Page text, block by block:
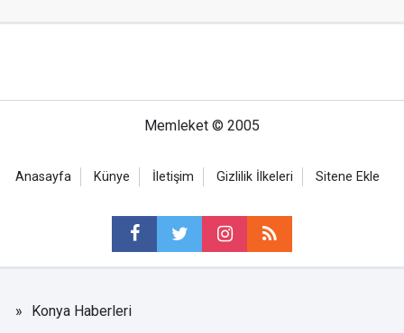
Memleket © 2005
Anasayfa Künye İletişim Gizlilik İlkeleri Sitene Ekle
Konya Haberleri